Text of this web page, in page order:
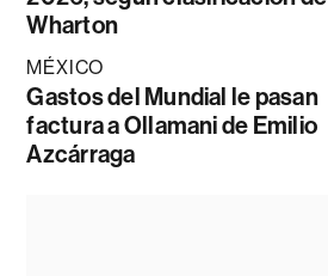
Wharton
MÉXICO
Gastos del Mundial le pasan
factura a Ollamani de Emilio
Azcárraga